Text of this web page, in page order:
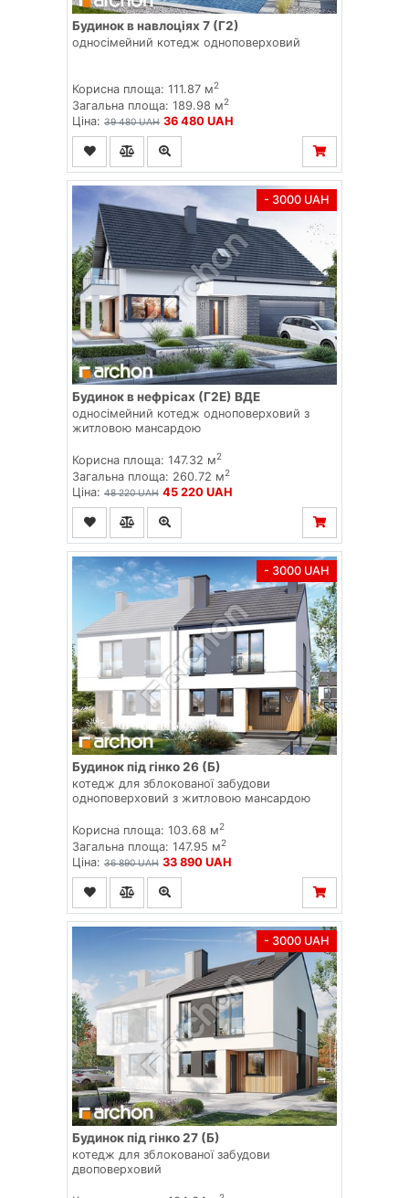
Будинок в навлоціях 7 (Г2)
односімейний котедж одноповерховий
Корисна площа: 111.87 м2
Загальна площа: 189.98 м2
Ціна: 39 480 UAH 36 480 UAH
- 3000 UAH
Будинок в нефрісах (Г2Е) ВДЕ
односімейний котедж одноповерховий з
житловою мансардою
Корисна площа: 147.32 м2
Загальна площа: 260.72 м2
Ціна: 48 220 UAH 45 220 UAH
- 3000 UAH
Будинок під гінко 26 (Б)
котедж для зблокованої забудови
одноповерховий з житловою мансардою
Корисна площа: 103.68 м2
Загальна площа: 147.95 м2
Ціна: 36 890 UAH 33 890 UAH
- 3000 UAH
Будинок під гінко 27 (Б)
котедж для зблокованої забудови
двоповерховий